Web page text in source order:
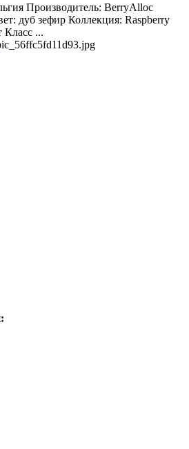
Производитель: BerryAlloc
дуб зефир Коллекция: Raspberry
Класс ...